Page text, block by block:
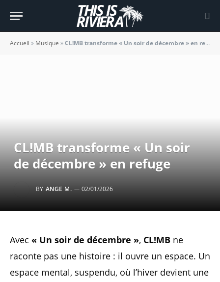
Accueil » Musique »CL!MB transforme « Un soir de décembre » en refuge
CL!MB transforme « Un soir
de décembre » en refuge
BY ANGE M. 02/01/2026
Avec « Un soir de décembre », CL!MB ne
raconte pas une histoire : il ouvre un espace. Un
espace mental, suspendu, où l’hiver devient une